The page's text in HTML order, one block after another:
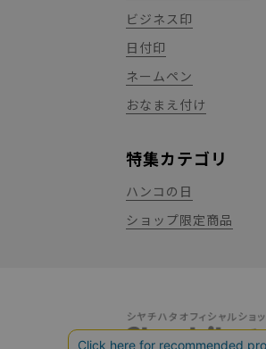
ビジネス印
日付印
ネームペン
おなまえ付け
特集カテゴリ
ハンコの日
ショップ限定商品